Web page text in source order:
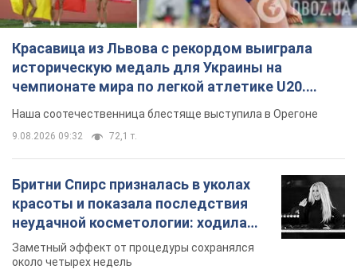
Красавица из Львова с рекордом выиграла
историческую медаль для Украины на
чемпионате мира по легкой атлетике U20.
Видео
Наша соотечественница блестяще выступила в Орегоне
9.08.2026 09:32 72,1 т.
Бритни Спирс призналась в уколах
красоты и показала последствия
неудачной косметологии: ходила
так почти месяц
Заметный эффект от процедуры сохранялся
около четырех недель